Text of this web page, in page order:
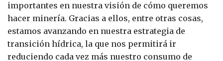
importantes en nuestra visión de cómo queremos
hacer minería. Gracias a ellos, entre otras cosas,
estamos avanzando en nuestra estrategia de
transición hídrica, la que nos permitirá ir
reduciendo cada vez más nuestro consumo de